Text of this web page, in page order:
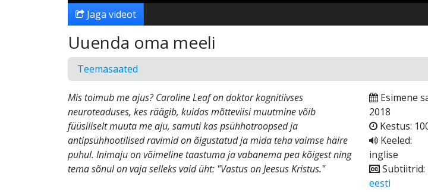
Jaga videot
Uuenda oma meeli
Teemasaated
Mis toimub me ajus? Caroline Leaf on doktor kognitiivses
neuroteaduses, kes räägib, kuidas mõtteviisi muutmine võib
füüsiliselt muuta me aju, samuti kas psühhotroopsed ja
antipsühhootilised ravimid on õigustatud ja mida teha vaimse häire
puhul. Inimaju on võimeline taastuma ja vabanema pea kõigest ning
tema sõnul on vaja selleks vaid üht: "Vastus on Jeesus Kristus."
Esimene
2018
Kestus:
Keeled:
inglise
Subtiitrid:
eesti